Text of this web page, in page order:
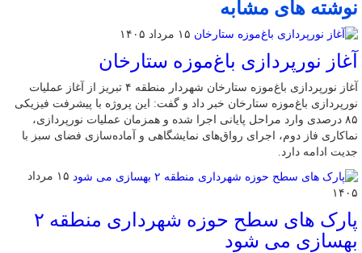
نوشته های مشابه
۱۵ مرداد ۱۴۰۵
آغاز نورپردازی باغ‌موزه ستارخان
آغاز نورپردازی باغ‌موزه ستارخان شهردار منطقه ۴ تبریز از آغاز عملیات
نورپردازی باغ‌موزه ستارخان خبر داد و گفت: این پروژه با پیشرفت فیزیکی
۸۵ درصدی وارد مراحل پایانی اجرا شده و همزمان عملیات نورپردازی،
نماکاری فاز دوم، اجرای رواق‌های نمایشگاهی و آماده‌سازی فضای سبز با
جدیت ادامه دارد.
۱۵ مرداد
۱۴۰۵
پارک های سطح حوزه شهرداری منطقه ۲
بهسازی می شود